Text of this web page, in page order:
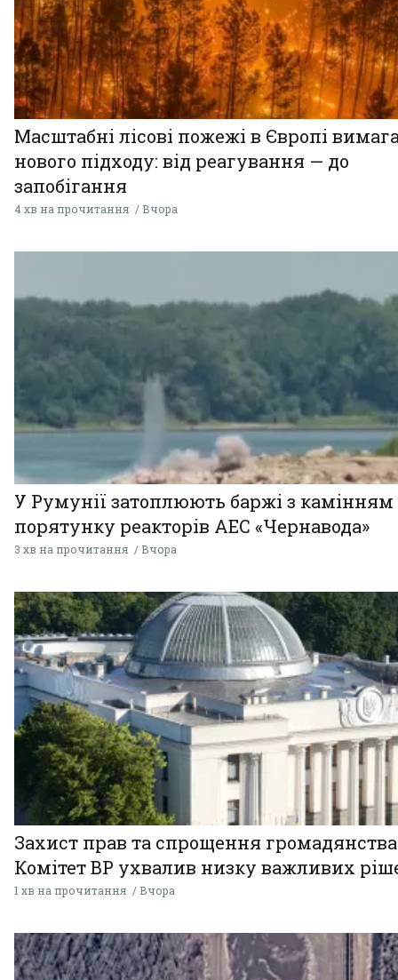
Масштабні лісові пожежі в Європі
нового підходу: від реагування — до
запобігання
4 хв на прочитання Вчора
У Румунії затоплюють баржі з
порятунку реакторів АЕС «Чернавода»
3 хв на прочитання Вчора
Захист прав та спрощення
Комітет ВР ухвалив низку важливих
1 хв на прочитання Вчора